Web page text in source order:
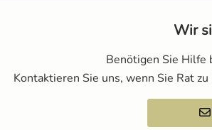
Wir
Benötigen Sie Hilfe
Kontaktieren Sie uns, wenn Sie Rat